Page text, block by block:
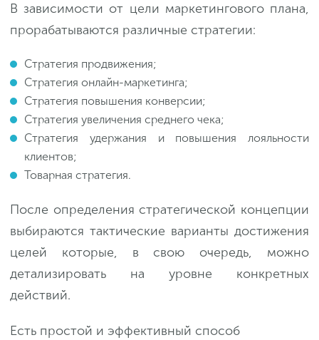
В зависимости от цели маркетингового плана,
прорабатываются различные стратегии:
Стратегия продвижения;
Стратегия онлайн-маркетинга;
Стратегия повышения конверсии;
Стратегия увеличения среднего чека;
Стратегия удержания и повышения лояльности
клиентов;
Товарная стратегия.
После определения стратегической концепции
выбираются тактические варианты достижения
целей которые, в свою очередь, можно
детализировать на уровне конкретных
действий.
Есть простой и эффективный способ